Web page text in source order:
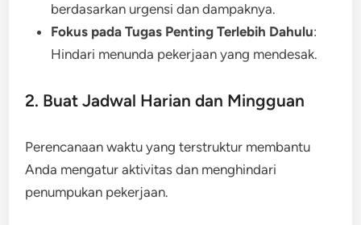
berdasarkan urgensi dan dampaknya.
Fokus pada Tugas Penting Terlebih Dahulu:
Hindari menunda pekerjaan yang mendesak.
2. Buat Jadwal Harian dan Mingguan
Perencanaan waktu yang terstruktur membantu
Anda mengatur aktivitas dan menghindari
penumpukan pekerjaan.